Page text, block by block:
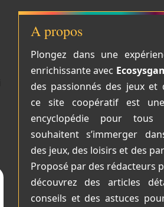
A propos
Plongez dans une
enrichissante avec
des passionnés des jeux et
ce site coopératif est
encyclopédie pour tous
souhaitent s’immerger
des jeux, des loisirs et des
Proposé par des rédacteurs
découvrez des articles
conseils et des astuces